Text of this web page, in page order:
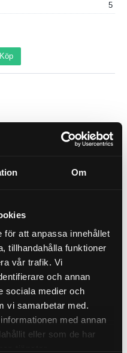
Om
för att anpassa innehållet
tillhandahålla funktioner
vår trafik. Vi
och annan
sociala medier och
vi samarbetar med.
med annan
eller som de har
5
Köp
Bränslefilter Vattensep.
21-1302
Pris exkl.
Köp